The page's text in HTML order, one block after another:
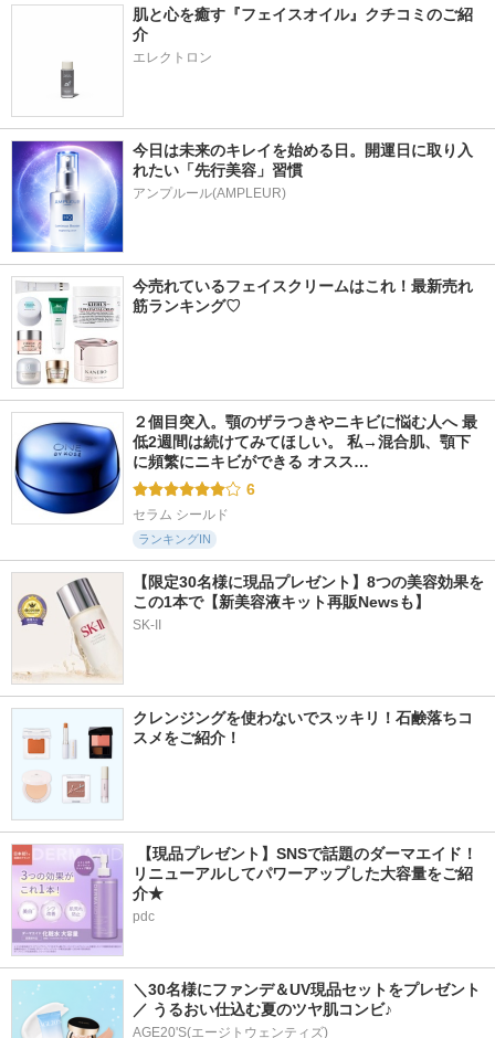
肌と心を癒す『フェイスオイル』クチコミのご紹
介
エレクトロン
今日は未来のキレイを始める日。開運日に取り入
れたい「先行美容」習慣
アンプルール(AMPLEUR)
今売れているフェイスクリームはこれ！最新売れ
筋ランキング♡
２個目突入。顎のザラつきやニキビに悩む人へ 最
低2週間は続けてみてほしい。 私→混合肌、顎下
に頻繁にニキビができる オスス…
6
セラム シールド
ランキングIN
【限定30名様に現品プレゼント】8つの美容効果を
この1本で【新美容液キット再販Newsも】
SK-II
クレンジングを使わないでスッキリ！石鹸落ちコ
スメをご紹介！
【現品プレゼント】SNSで話題のダーマエイド！
リニューアルしてパワーアップした大容量をご紹
介★
pdc
＼30名様にファンデ＆UV現品セットをプレゼント
／ うるおい仕込む夏のツヤ肌コンビ♪
AGE20'S(エージトウェンティズ)